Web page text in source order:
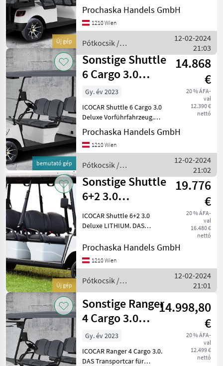
Új gép
Farbe Blau Metallic. DAS
Transportcar für Hotelliere,
Camping oder Freizeit.
überragende Ausstatt
Prochaska Handels GmbH
1210 Wien
Pótkocsik /
Sonstige
12-02-2024
21:03
bemutató gép
Sonstige Shuttle
6 Cargo 3.0
Vorführfahrzeug
14.868
€
20 % ÁFA-
val
12.390 €
nettó
Gy. év 2023
ICOCAR Shuttle 6 Cargo 3.0
Deluxe Vorführfahrzeug.
DAS Transportcar für
Hotelliere, Camping oder
Freizeit. Perfekte Technik
Ausstattung machen dieses
Prochaska Handels GmbH
1210 Wien
Pótkocsik /
Sonstige
12-02-2024
21:02
Új gép
Sonstige Shuttle
6+2 3.0
"DeLuxe"
LITHIUM
19.776
€
20 % ÁFA-
val
16.480 €
nettó
ICOCAR Shuttle 6+2 3.0
Deluxe LITHIUM. DAS
Camping oder Freizeit.
überragende Ausstattung
Prochaska Handels GmbH
1210 Wien
Pótkocsik /
Sonstige
12-02-2024
21:01
Sonstige Ranger
4 Cargo 3.0
DeLuxe
Vorführfahrzeug
14.998,80
€
20 % ÁFA-
val
12.499 €
nettó
Gy. év 2023
ICOCAR Ranger 4 Cargo 3.0.
DAS Transportcar für